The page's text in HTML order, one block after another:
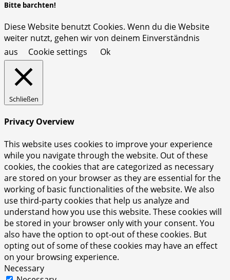
Bitte barchten!
Diese Website benutzt Cookies. Wenn du die Website
weiter nutzt, gehen wir von deinem Einverständnis
aus
Cookie settings Ok
Schließen
Privacy Overview
This website uses cookies to improve your experience
while you navigate through the website. Out of these
cookies, the cookies that are categorized as necessary
are stored on your browser as they are essential for the
working of basic functionalities of the website. We also
use third-party cookies that help us analyze and
understand how you use this website. These cookies will
be stored in your browser only with your consent. You
also have the option to opt-out of these cookies. But
opting out of some of these cookies may have an effect
on your browsing experience.
Necessary